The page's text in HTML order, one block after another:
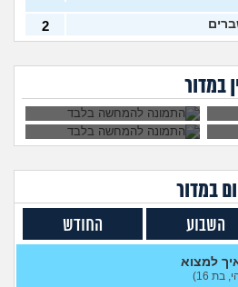
2
2
5
שאני
במדור
מה קורה אם עוברים
בלילה?
במדינת ישראל? אבל
באמת?
במדור
השבוע החודש
למצוא
בת 16)